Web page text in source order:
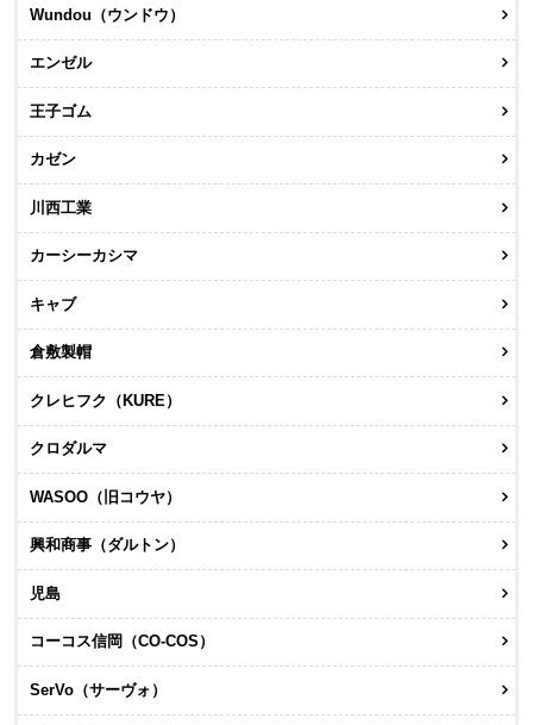
Wundou（ウンドウ）
エンゼル
王子ゴム
カゼン
川西工業
カーシーカシマ
キャブ
倉敷製帽
クレヒフク（KURE）
クロダルマ
WASOO（旧コウヤ）
興和商事（ダルトン）
児島
コーコス信岡（CO-COS）
SerVo（サーヴォ）